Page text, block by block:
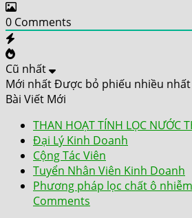
0 Comments
Cũ nhất
Mới nhấtĐược bỏ phiếu nhiều nhất
Bài Viết Mới
THAN HOẠT TÍNH LỌC NƯỚC
Đại Lý Kinh Doanh
Cộng Tác Viên
Tuyển Nhân Viên Kinh Doanh
Phương pháp lọc chất ô
Comments